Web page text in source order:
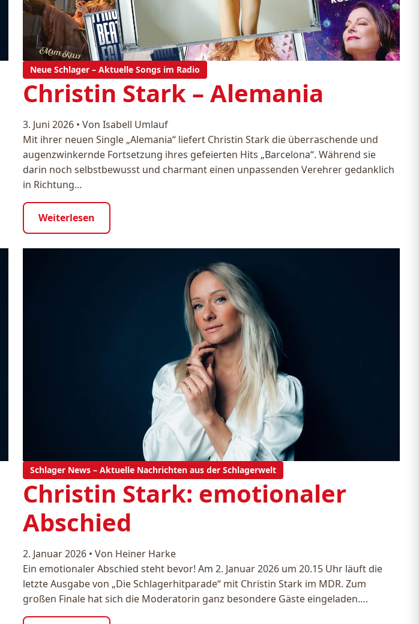
Neue Schlager – Aktuelle Songs im Radio
Christin Stark – Alemania
3. Juni 2026 • Von Isabell Umlauf
Mit ihrer neuen Single „Alemania“ liefert Christin Stark die überraschende und
augenzwinkernde Fortsetzung ihres gefeierten Hits „Barcelona“. Während sie
darin noch selbstbewusst und charmant einen unpassenden Verehrer gedanklich
in Richtung…
Weiterlesen
Schlager News – Aktuelle Nachrichten aus der Schlagerwelt
Christin Stark: emotionaler
Abschied
2. Januar 2026 • Von Heiner Harke
Ein emotionaler Abschied steht bevor! Am 2. Januar 2026 um 20.15 Uhr läuft die
letzte Ausgabe von „Die Schlagerhitparade“ mit Christin Stark im MDR. Zum
großen Finale hat sich die Moderatorin ganz besondere Gäste eingeladen….